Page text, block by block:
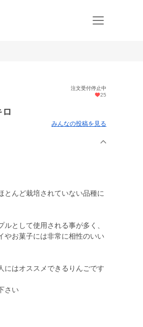
注文受付停止中
25
みんなの投稿を見る
とんど栽培されていない品種に
として使用される事が多く、
やお菓子には非常に相性のいい
にはオススメできるりんごです
さい